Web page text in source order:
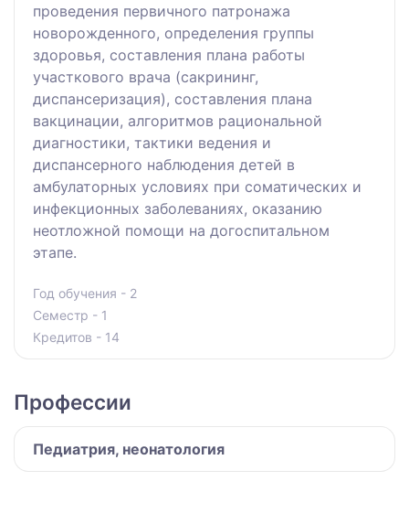
проведения первичного патронажа
новорожденного, определения группы
здоровья, составления плана работы
участкового врача (сакрининг,
диспансеризация), составления плана
вакцинации, алгоритмов рациональной
диагностики, тактики ведения и
диспансерного наблюдения детей в
амбулаторных условиях при соматических и
инфекционных заболеваниях, оказанию
неотложной помощи на догоспитальном
этапе.
Год обучения - 2
Семестр - 1
Кредитов - 14
Профессии
Педиатрия, неонатология